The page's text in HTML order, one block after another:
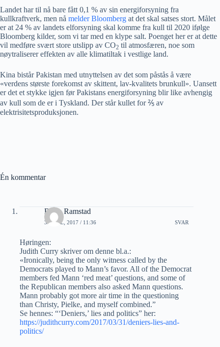
Landet har til nå bare fått 0,1 % av sin energiforsyning fra
kullkraftverk, men nå melder Bloomberg at det skal satses stort. Målet
er at 24 % av landets elforsyning skal komme fra kull til 2020 ifølge
Bloomberg kilder, som vi tar med en klype salt. Poenget her er at dette
vil medføre svært store utslipp av CO2 til atmosfæren, noe som
nøytraliserer effekten av alle klimatiltak i vestlige land.
Kina bistår Pakistan med utnyttelsen av det som påstås å være
«verdens største forekomst av skittent, lav-kvalitets brunkull». Uansett
er det et stykke igjen før Pakistans energiforsyning blir like avhengig
av kull som de er i Tyskland. Der står kullet for ⅖ av
elektrisitetsproduksjonen.
Én kommentar
Bjørn Ramstad
3 APRIL, 2017 / 11:36 SVAR
Høringen:
Judith Curry skriver om denne bl.a.:
«Ironically, being the only witness called by the
Democrats played to Mann’s favor. All of the Democrat
members fed Mann ‘red meat’ questions, and some of
the Republican members also asked Mann questions.
Mann probably got more air time in the questioning
than Christy, Pielke, and myself combined.”
Se hennes: “‘Deniers,’ lies and politics” her:
https://judithcurry.com/2017/03/31/deniers-lies-and-
politics/